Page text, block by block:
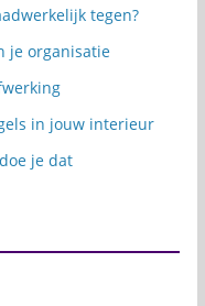
tegen?
je organisatie
in jouw interieur
je dat